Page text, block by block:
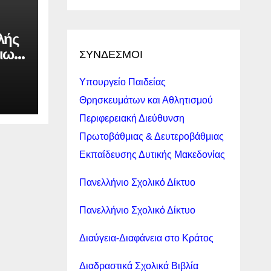
ΣΥΝΔΕΣΜΟΙ
Υπουργείο Παιδείας
Θρησκευμάτων και Αθλητισμού
Περιφερειακή Διεύθυνση
Πρωτοβάθμιας & Δευτεροβάθμιας
Εκπαίδευσης Δυτικής Μακεδονίας
Πανελλήνιο Σχολικό Δίκτυο
Πανελλήνιο Σχολικό Δίκτυο
Διαύγεια-Διαφάνεια στο Κράτος
Διαδραστικά Σχολικά Βιβλία